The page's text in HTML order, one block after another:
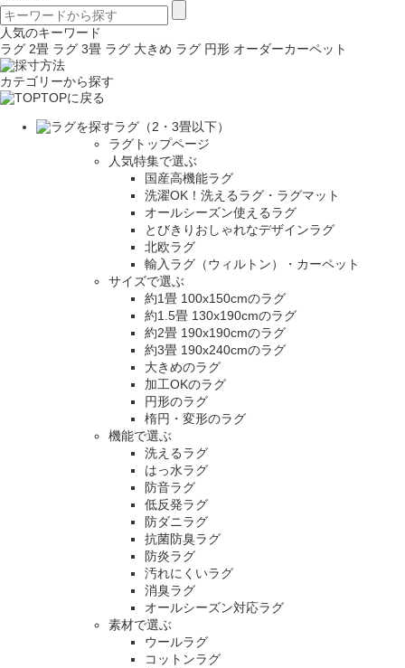
人気のキーワード
ラグ 2畳 ラグ 3畳 ラグ 大きめ ラグ 円形 オーダーカーペット
カテゴリーから探す
TOPに戻る
ラグ（2・3畳以下）
ラグトップページ
人気特集で選ぶ
国産高機能ラグ
洗濯OK！洗えるラグ・ラグマット
オールシーズン使えるラグ
とびきりおしゃれなデザインラグ
北欧ラグ
輸入ラグ（ウィルトン）・カーペット
サイズで選ぶ
約1畳 100x150cmのラグ
約1.5畳 130x190cmのラグ
約2畳 190x190cmのラグ
約3畳 190x240cmのラグ
大きめのラグ
加工OKのラグ
円形のラグ
楕円・変形のラグ
機能で選ぶ
洗えるラグ
はっ水ラグ
防音ラグ
低反発ラグ
防ダニラグ
抗菌防臭ラグ
防炎ラグ
汚れにくいラグ
消臭ラグ
オールシーズン対応ラグ
素材で選ぶ
ウールラグ
コットンラグ